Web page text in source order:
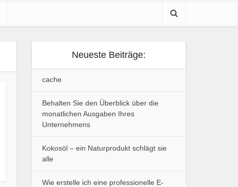
Neueste Beiträge:
cache
Behalten Sie den Überblick über die
monatlichen Ausgaben Ihres
Unternehmens
Kokosöl – ein Naturprodukt schlägt sie
alle
Wie erstelle ich eine professionelle E-